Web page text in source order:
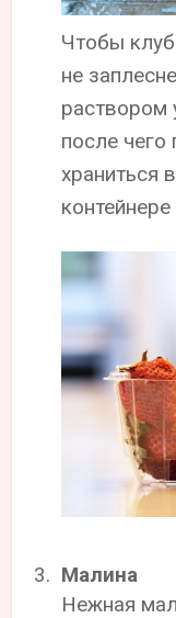
Чтобы
не
раствором
после чего
храниться
Малина
Нежная